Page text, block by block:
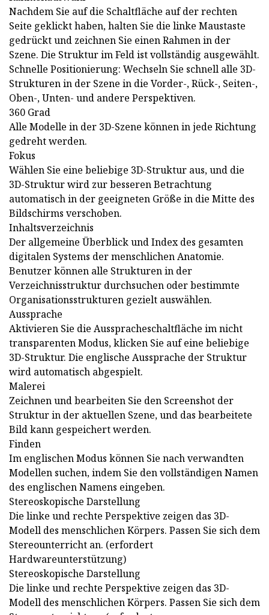
Nachdem Sie auf die Schaltfläche auf der rechten
Seite geklickt haben, halten Sie die linke Maustaste
gedrückt und zeichnen Sie einen Rahmen in der
Szene. Die Struktur im Feld ist vollständig ausgewählt.
Schnelle Positionierung: Wechseln Sie schnell alle 3D-
Strukturen in der Szene in die Vorder-, Rück-, Seiten-,
Oben-, Unten- und andere Perspektiven.
360 Grad
Alle Modelle in der 3D-Szene können in jede Richtung
gedreht werden.
Fokus
Wählen Sie eine beliebige 3D-Struktur aus, und die
3D-Struktur wird zur besseren Betrachtung
automatisch in der geeigneten Größe in die Mitte des
Bildschirms verschoben.
Inhaltsverzeichnis
Der allgemeine Überblick und Index des gesamten
digitalen Systems der menschlichen Anatomie.
Benutzer können alle Strukturen in der
Verzeichnisstruktur durchsuchen oder bestimmte
Organisationsstrukturen gezielt auswählen.
Aussprache
Aktivieren Sie die Ausspracheschaltfläche im nicht
transparenten Modus, klicken Sie auf eine beliebige
3D-Struktur. Die englische Aussprache der Struktur
wird automatisch abgespielt.
Malerei
Zeichnen und bearbeiten Sie den Screenshot der
Struktur in der aktuellen Szene, und das bearbeitete
Bild kann gespeichert werden.
Finden
Im englischen Modus können Sie nach verwandten
Modellen suchen, indem Sie den vollständigen Namen
des englischen Namens eingeben.
Stereoskopische Darstellung
Die linke und rechte Perspektive zeigen das 3D-
Modell des menschlichen Körpers. Passen Sie sich dem
Stereounterricht an. (erfordert
Hardwareunterstützung)
Stereoskopische Darstellung
Die linke und rechte Perspektive zeigen das 3D-
Modell des menschlichen Körpers. Passen Sie sich dem